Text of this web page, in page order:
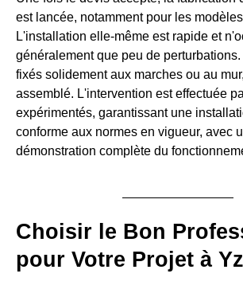
est lancée, notamment pour les
L'installation elle-même est rapide et
généralement que peu de
fixés solidement aux marches ou au
assemblé. L'intervention est effectuée
expérimentés, garantissant une
conforme aux normes en vigueur, avec
démonstration complète du
Choisir le Bon
pour Votre Projet à